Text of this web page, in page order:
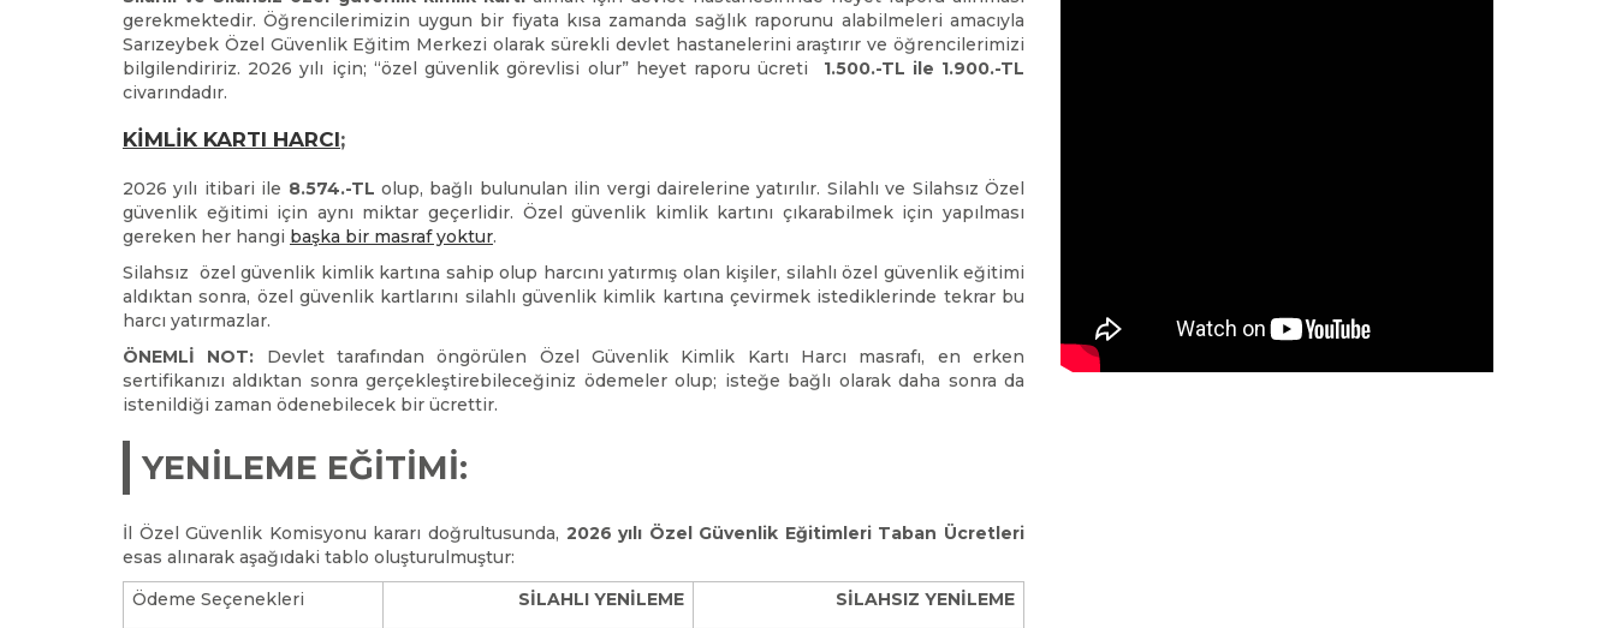
gerekmektedir. Öğrencilerimizin uygun bir fiyata kısa zamanda sağlık raporunu alabilmeleri amacıyla
Sarızeybek Özel Güvenlik Eğitim Merkezi olarak sürekli devlet hastanelerini araştırır ve öğrencilerimizi
bilgilendiririz. 2026 yılı için; “özel güvenlik görevlisi olur” heyet raporu ücreti 1.500.-TL ile 1.900.-TL
civarındadır.
KİMLİK KARTI HARCI;
2026 yılı itibari ile 8.574.-TL olup, bağlı bulunulan ilin vergi dairelerine yatırılır. Silahlı ve Silahsız Özel
güvenlik eğitimi için aynı miktar geçerlidir. Özel güvenlik kimlik kartını çıkarabilmek için yapılması
gereken her hangi başka bir masraf yoktur.
Silahsız özel güvenlik kimlik kartına sahip olup harcını yatırmış olan kişiler, silahlı özel güvenlik eğitimi
aldıktan sonra, özel güvenlik kartlarını silahlı güvenlik kimlik kartına çevirmek istediklerinde tekrar bu
harcı yatırmazlar.
ÖNEMLİ NOT: Devlet tarafından öngörülen Özel Güvenlik Kimlik Kartı Harcı masrafı, en erken
sertifikanızı aldıktan sonra gerçekleştirebileceğiniz ödemeler olup; isteğe bağlı olarak daha sonra da
istenildiği zaman ödenebilecek bir ücrettir.
YENİLEME EĞİTİMİ:
İl Özel Güvenlik Komisyonu kararı doğrultusunda, 2026 yılı Özel Güvenlik Eğitimleri Taban Ücretleri
esas alınarak aşağıdaki tablo oluşturulmuştur:
Ödeme Seçenekleri
SİLAHLI YENİLEME SİLAHSIZ YENİLEME